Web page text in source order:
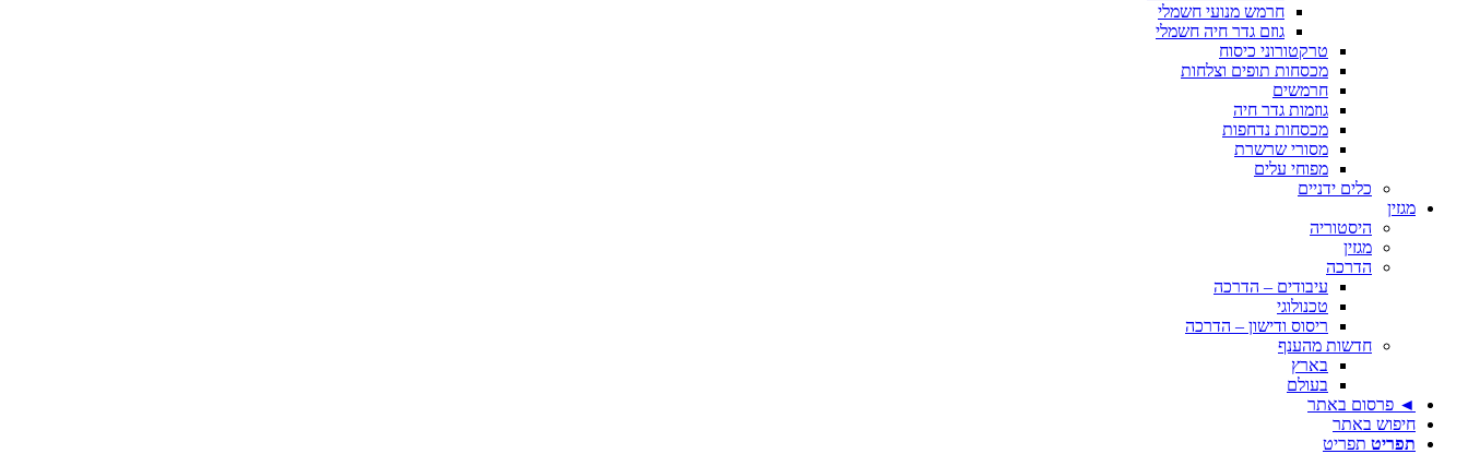
חרמש מנועי חשמלי
גוזם גדר חיה חשמלי
טרקטורוני כיסוח
מכסחות תופים וצלחות
חרמשים
גוזמות גדר חיה
מכסחות נדחפות
מסורי שרשרת
מפוחי עלים
כלים ידניים
מגזין
היסטוריה
מגזין
הדרכה
עיבודים – הדרכה
טכנולוגי
ריסוס ודישון – הדרכה
חדשות מהענף
בארץ
בעולם
◄ פרסום באתר
חיפוש באתר
תפריט תפריט